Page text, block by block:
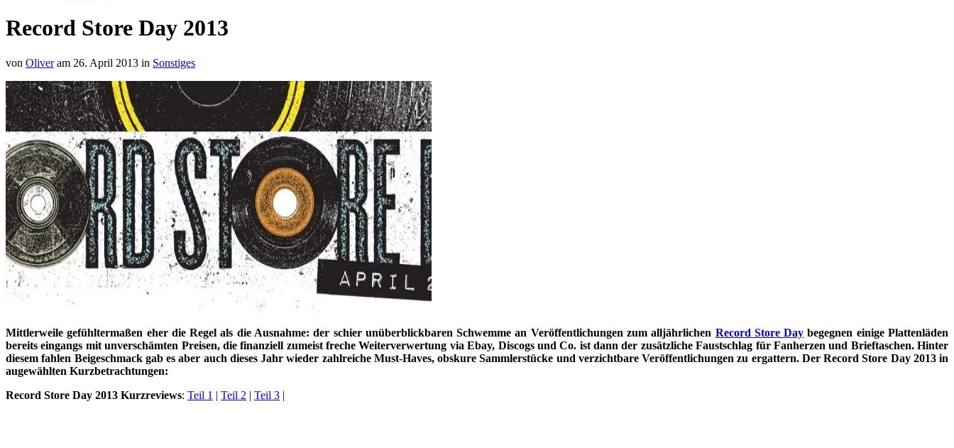
Record Store Day 2013
von Oliver am 26. April 2013 in Sonstiges
Mittlerweile gefühltermaßen eher die Regel als die Ausnahme: der schier unüberblickbaren Schwemme an Veröffentlichungen zum alljährlichen Record Store Day begegnen einige Plattenläden
bereits eingangs mit unverschämten Preisen, die finanziell zumeist freche Weiterverwertung via Ebay, Discogs und Co. ist dann der zusätzliche Faustschlag für Fanherzen und Brieftaschen. Hinter
diesem fahlen Beigeschmack gab es aber auch dieses Jahr wieder zahlreiche Must-Haves, obskure Sammlerstücke und verzichtbare Veröffentlichungen zu ergattern. Der Record Store Day 2013 in
augewählten Kurzbetrachtungen:
Record Store Day 2013 Kurzreviews: Teil 1 | Teil 2 | Teil 3 |